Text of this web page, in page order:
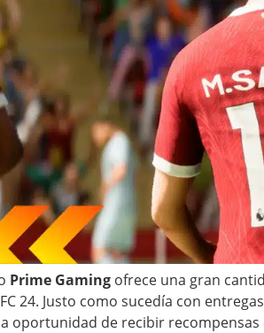
Prime Gaming ofrece una gran
24. Justo como sucedía con
oportunidad de recibir recompensas